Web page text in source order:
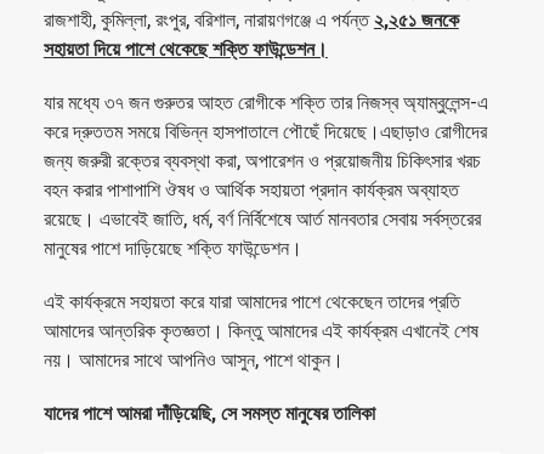
রাজশাহী, কুমিল্লা, রংপুর, বরিশাল, নারায়ণগঞ্জে এ পর্যন্ত২,২৫১ জনকে
সহায়তা দিয়ে পাশে থেকেছে শক্তি ফাউন্ডেশন।
যার মধ্যে ৩৭ জন গুরুতর আহত রোগীকে শক্তি তার নিজস্ব অ্যাম্বুলেন্স-এ
করে দ্রুততম সময়ে বিভিন্ন হাসপাতালে পৌছেঁ দিয়েছে।এছাড়াও রোগীদের
জন্য জরুরী রক্তের ব্যবস্থা করা, অপারেশন ও প্রয়োজনীয় চিকিৎসার খরচ
বহন করার পাশাপাশি ঔষধ ও আর্থিক সহায়তা প্রদান কার্যক্রম অব্যাহত
রয়েছে। এভাবেই জাতি, ধর্ম, বর্ণ নির্বিশেষে আর্ত মানবতার সেবায় সর্বস্তরের
মানুষের পাশে দাড়িয়েছে শক্তি ফাউন্ডেশন।
এই কার্যক্রমে সহায়তা করে যারা আমাদের পাশে থেকেছেন তাদের প্রতি
আমাদের আন্তরিক কৃতজ্ঞতা। কিন্তু আমাদের এই কার্যক্রম এখানেই শেষ
নয়। আমাদের সাথে আপনিও আসুন, পাশে থাকুন।
যাদের পাশে আমরা দাঁড়িয়েছি, সে সমস্ত মানুষের তালিকা